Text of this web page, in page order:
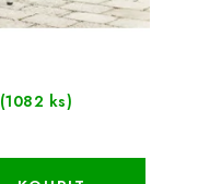
(1082 ks)